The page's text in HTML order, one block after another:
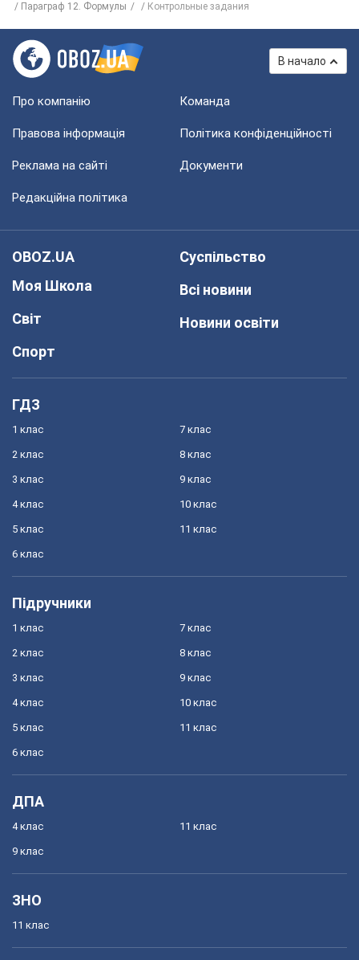
Параграф 12. Формулы
Контрольные задания
В начало
Про компанію Команда
Правова інформація Політика конфіденційності
Реклама на сайті Документи
Редакційна політика
OBOZ.UA
Моя Школа
Світ
Спорт
Суспільство
Всі новини
Новини освіти
ГДЗ
1 клас
2 клас
3 клас
4 клас
5 клас
6 клас
7 клас
8 клас
9 клас
10 клас
11 клас
Підручники
1 клас
2 клас
3 клас
4 клас
5 клас
6 клас
7 клас
8 клас
9 клас
10 клас
11 клас
ДПА
4 клас
9 клас
11 клас
ЗНО
11 клас